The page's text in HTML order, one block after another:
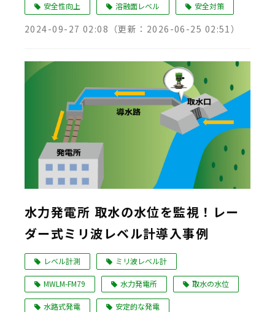
安全性向上 溶融面レベル 安全対策
2024-09-27 02:08 （更新： 2026-06-25 02:51）
水力発電所 取水の水位を監視！レー
ダー式ミリ波レベル計導入事例
レベル計測 ミリ波レベル計
MWLM-FM79 水力発電所 取水の水位
水路式発電 安定的な発電